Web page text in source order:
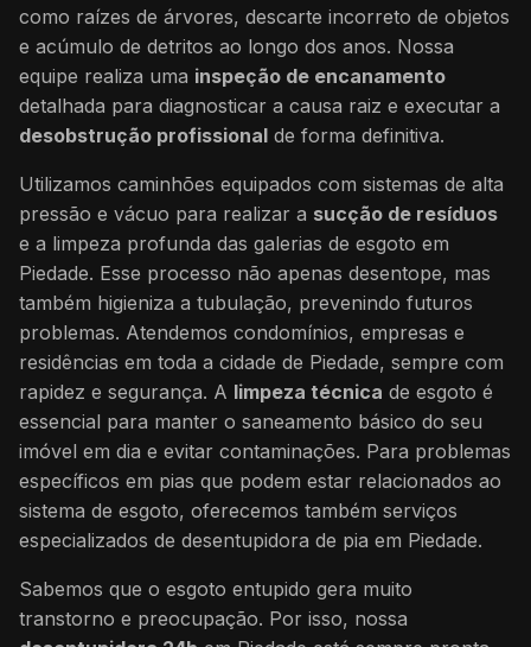
como raízes de árvores, descarte incorreto de objetos
e acúmulo de detritos ao longo dos anos. Nossa
equipe realiza uma inspeção de encanamento
detalhada para diagnosticar a causa raiz e executar a
desobstrução profissional de forma definitiva.
Utilizamos caminhões equipados com sistemas de alta
pressão e vácuo para realizar a sucção de resíduos
e a limpeza profunda das galerias de esgoto em
Piedade. Esse processo não apenas desentope, mas
também higieniza a tubulação, prevenindo futuros
problemas. Atendemos condomínios, empresas e
residências em toda a cidade de Piedade, sempre com
rapidez e segurança. A limpeza técnica de esgoto é
essencial para manter o saneamento básico do seu
imóvel em dia e evitar contaminações. Para problemas
específicos em pias que podem estar relacionados ao
sistema de esgoto, oferecemos também serviços
especializados de desentupidora de pia em Piedade.
Sabemos que o esgoto entupido gera muito
transtorno e preocupação. Por isso, nossa